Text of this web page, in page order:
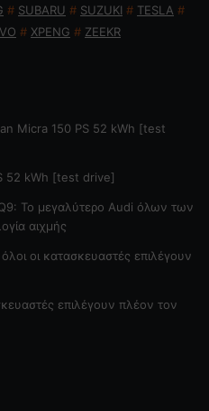
# SUBARU # SUZUKI # TESLA #
# XPENG # ZEEKR
Micra 150 PS 52 kWh [test
52 kWh [test drive]
Το μεγαλύτερο Audi όλων των
αιχμής
όλοι οι κατασκευαστές επιλέγουν
επιλέγουν πλέον τον